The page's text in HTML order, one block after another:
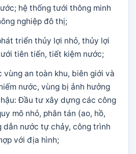
hệ thống tưới thông minh
nghiệp đô thị;
triển thủy lợi nhỏ, thủy lợi
tiên tiến, tiết kiệm nước;
vùng an toàn khu, biên giới và
nước, vùng bị ảnh hưởng
Đầu tư xây dựng các công
mô nhỏ, phân tán (ao, hồ,
dẫn nước tự chảy, công trình
với địa hình;